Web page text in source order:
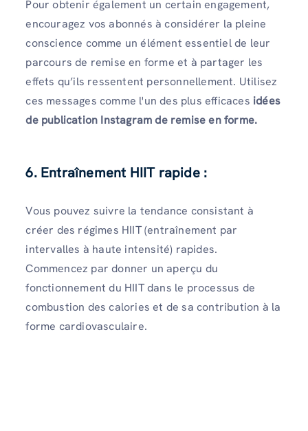
Pour obtenir également un certain engagement,
encouragez vos abonnés à considérer la pleine
conscience comme un élément essentiel de leur
parcours de remise en forme et à partager les
effets qu’ils ressentent personnellement. Utilisez
ces messages comme l'un des plus efficaces idées
de publication Instagram de remise en forme.
6. Entraînement HIIT rapide :
Vous pouvez suivre la tendance consistant à
créer des régimes HIIT (entraînement par
intervalles à haute intensité) rapides.
Commencez par donner un aperçu du
fonctionnement du HIIT dans le processus de
combustion des calories et de sa contribution à la
forme cardiovasculaire.